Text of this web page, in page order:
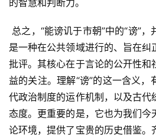
的智慧和判断力。
是一种在公共领域进行的、旨在纠
批评。其核心在于言论的公开性和
益的关注。理解“谤”的这一含义
代政治制度的运作机制，以及古代
态度。更重要的是，它也为我们今
论环境，提供了宝贵的历史借鉴。